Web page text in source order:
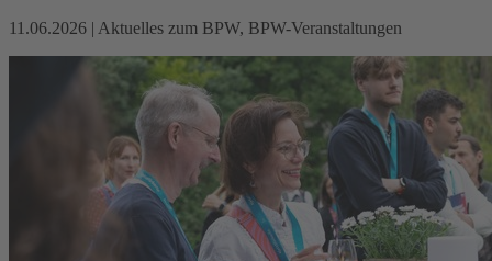
11.06.2026 | Aktuelles zum BPW, BPW-Veranstaltungen